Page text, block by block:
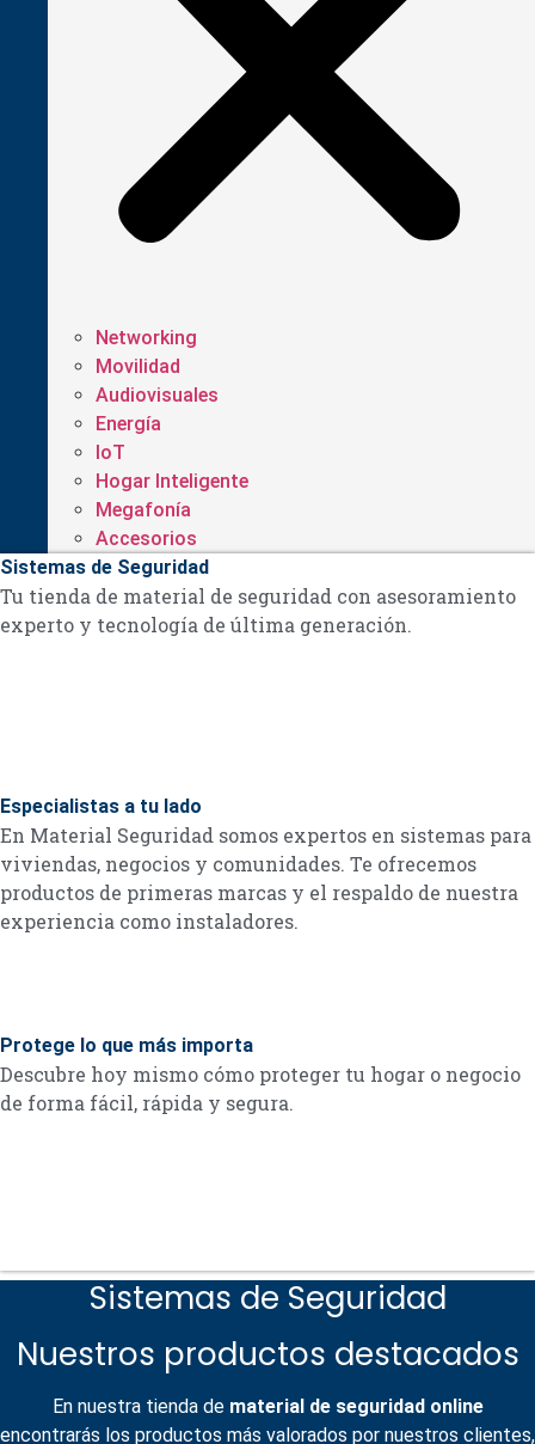
Networking
Movilidad
Audiovisuales
Energía
IoT
Hogar Inteligente
Megafonía
Accesorios
Sistemas de Seguridad
Tu tienda de material de seguridad con asesoramiento
experto y tecnología de última generación.
Especialistas a tu lado
En Material Seguridad somos expertos en sistemas para
viviendas, negocios y comunidades. Te ofrecemos
productos de primeras marcas y el respaldo de nuestra
experiencia como instaladores.
Protege lo que más importa
Descubre hoy mismo cómo proteger tu hogar o negocio
de forma fácil, rápida y segura.
Sistemas de Seguridad
Nuestros productos destacados
En nuestra tienda de material de seguridad online
encontrarás los productos más valorados por nuestros clientes,